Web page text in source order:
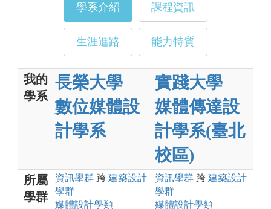
學系介紹 課程資訊
生涯進路 能力特質
我的
學系
長榮大學
數位媒體設
計學系
實踐大學
媒體傳達設
計學系(臺北
校區)
所屬
學群
資訊學群 跨 建築設計
學群
媒體設計學類
資訊學群 跨 建築設計
學群
媒體設計學類